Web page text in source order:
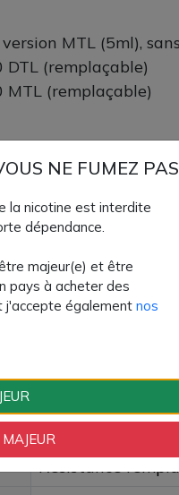
MTL (5ml),
(remplaçable)
(remplaçable)
AJOUTER À
Paiement 100% sécurisé
Livraison rapide
Cartouches et
Cartouche
Résistance
NE FUMEZ
la nicotine est interdite
dépendance.
majeur(e) et être
pays à acheter des
j'accepte également nos
MAJEUR